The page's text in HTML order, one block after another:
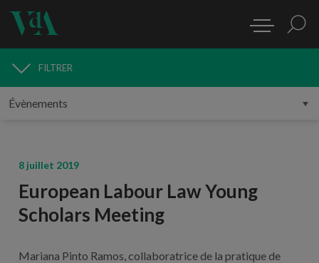
MÉDIAS
FILTRER
8 juillet 2019
European Labour Law Young
Scholars Meeting
Mariana Pinto Ramos, collaboratrice de la pratique de